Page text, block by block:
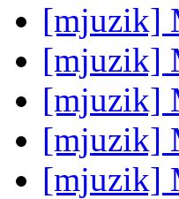
[mjuzik]
[mjuzik]
[mjuzik]
[mjuzik]
[mjuzik]